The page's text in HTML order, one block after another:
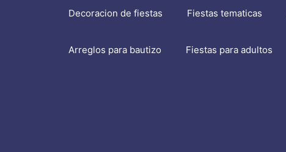
Decoracion de fiestas Fiestas tematicas
Arreglos para bautizo Fiestas para adultos